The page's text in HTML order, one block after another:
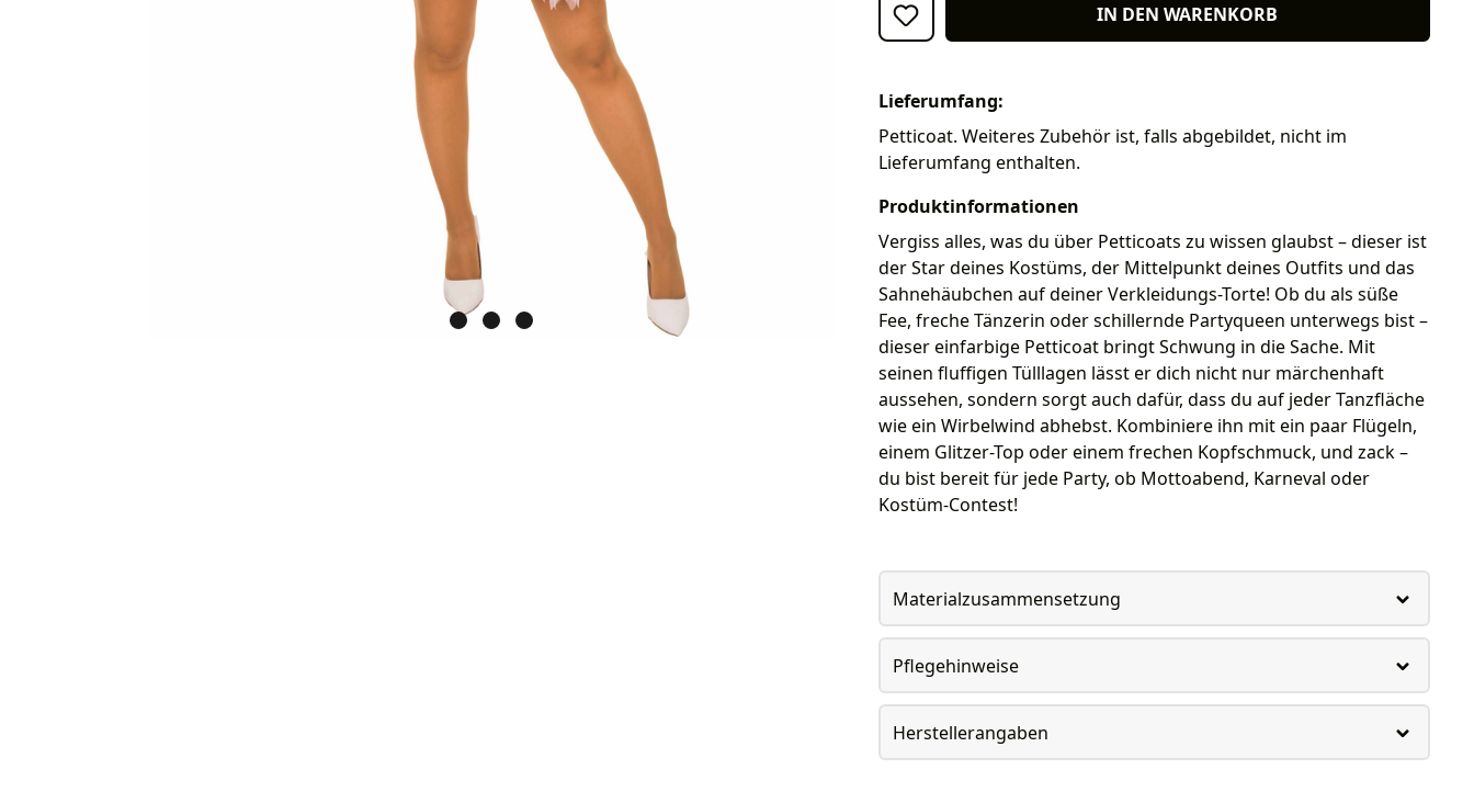
IN DEN WARENKORB
Lieferumfang:
Petticoat. Weiteres Zubehör ist, falls abgebildet, nicht im
Lieferumfang enthalten.
Produktinformationen
Vergiss alles, was du über Petticoats zu wissen glaubst – dieser ist
der Star deines Kostüms, der Mittelpunkt deines Outfits und das
Sahnehäubchen auf deiner Verkleidungs-Torte! Ob du als süße
Fee, freche Tänzerin oder schillernde Partyqueen unterwegs bist –
dieser einfarbige Petticoat bringt Schwung in die Sache. Mit
seinen fluffigen Tülllagen lässt er dich nicht nur märchenhaft
aussehen, sondern sorgt auch dafür, dass du auf jeder Tanzfläche
wie ein Wirbelwind abhebst. Kombiniere ihn mit ein paar Flügeln,
einem Glitzer-Top oder einem frechen Kopfschmuck, und zack –
du bist bereit für jede Party, ob Mottoabend, Karneval oder
Kostüm-Contest!
Materialzusammensetzung
Pflegehinweise
Herstellerangaben